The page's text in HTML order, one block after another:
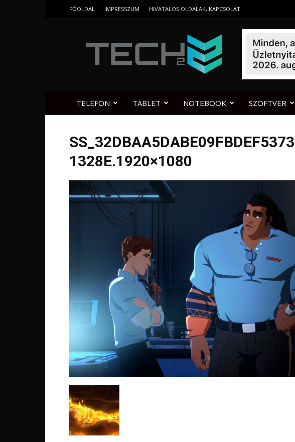
FŐOLDAL IMPRESSZUM HIVATALOS OLDALAK, KAPCSOLAT
TELEFON TABLET NOTEBOOK SZOFTVER
1328E.1920×1080